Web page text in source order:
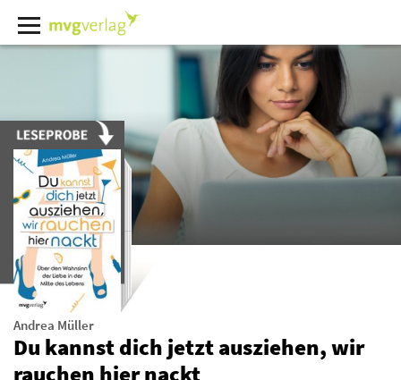
Andrea Müller
Du kannst dich jetzt ausziehen, wir
rauchen hier nackt